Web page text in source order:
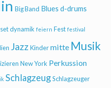
Big Band Blues d-drums
dynamik feiern Fest festival
Jazz Kinder mitte Musik
New York Perkussion
Schlagzeug Schlagzeuger